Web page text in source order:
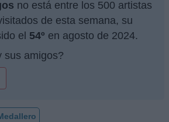
no está entre los 500 artistas
de esta semana, su
el 54º en agosto de 2024.
sus amigos?